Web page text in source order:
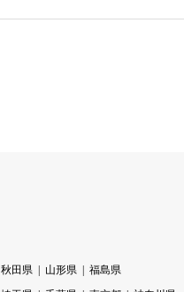
秋田県 山形県
福島県